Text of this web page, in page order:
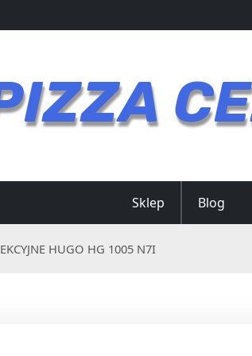
Sklep Blog
HUGO HG 1005 N7I